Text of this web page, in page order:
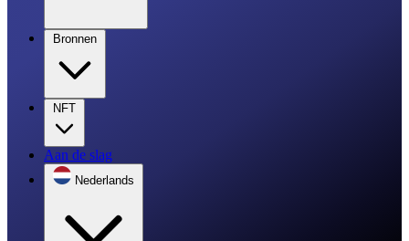
Bronnen
NFT
Aan de slag
Nederlands